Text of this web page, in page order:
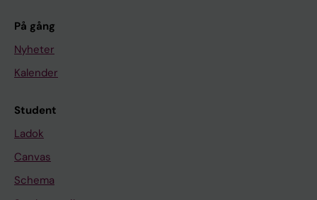
På gång
Nyheter
Kalender
Student
Ladok
Canvas
Schema